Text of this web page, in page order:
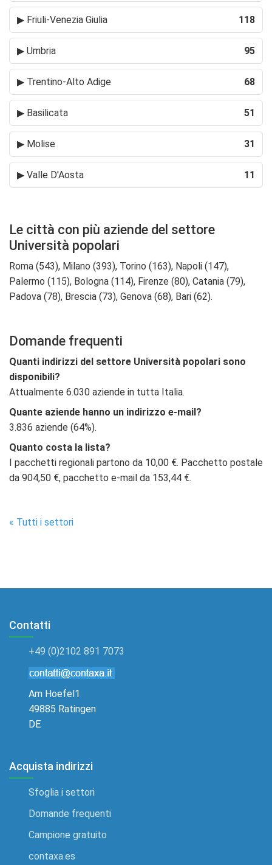
▶ Friuli-Venezia Giulia 118
▶ Umbria 95
▶ Trentino-Alto Adige 68
▶ Basilicata 51
▶ Molise 31
▶ Valle D'Aosta 11
Le città con più aziende del settore
Università popolari
Roma (543), Milano (393), Torino (163), Napoli (147),
Palermo (115), Bologna (114), Firenze (80), Catania (79),
Padova (78), Brescia (73), Genova (68), Bari (62).
Domande frequenti
Quanti indirizzi del settore Università popolari sono
disponibili?
Attualmente 6.030 aziende in tutta Italia.
Quante aziende hanno un indirizzo e-mail?
3.836 aziende (64%).
Quanto costa la lista?
I pacchetti regionali partono da 10,00 €. Pacchetto postale
da 904,50 €, pacchetto e-mail da 153,44 €.
« Tutti i settori
Contatti
+49 (0)2102 891 7073
Am Hoefel1
49885 Ratingen
DE
Acquista indirizzi
Sfoglia i settori
Domande frequenti
Campione gratuito
contaxa.es